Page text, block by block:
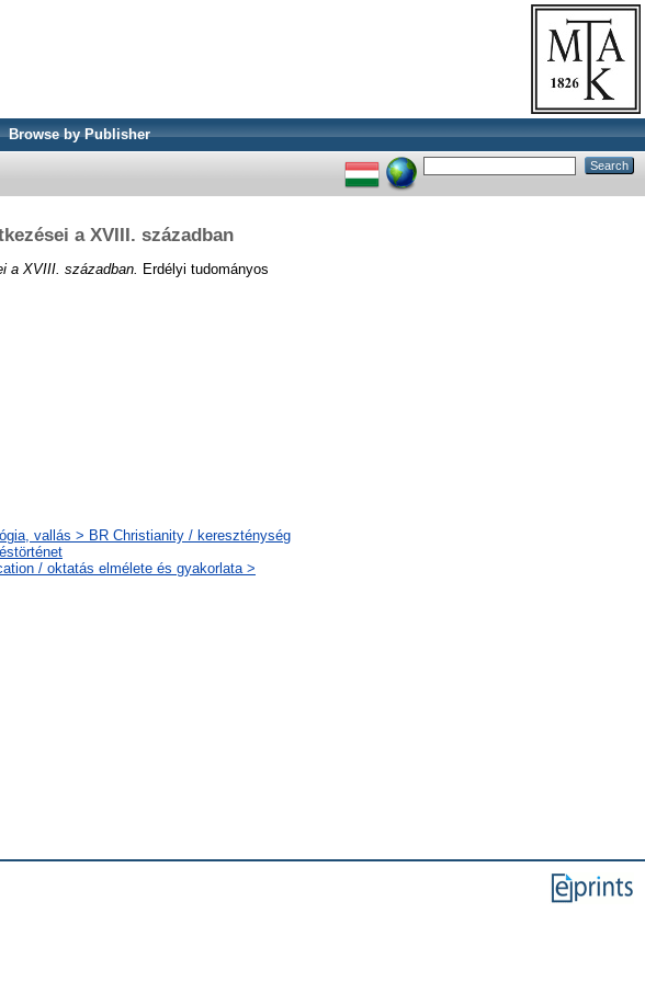
Browse by Publisher
a XVIII. században
a XVIII. században. Erdélyi tudományos
vallás > BR Christianity / kereszténység
/ oktatás elmélete és gyakorlata >